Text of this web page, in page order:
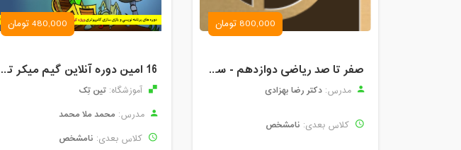
800,000 تومان
صفر تا صد ریاضی دوازدهم - سال تحصیلی 1403-1402
مدرس: دکتر رضا بهزادی
کلاس بعدی: نامشخص
480,000 تومان
16 امین دوره آنلاین گیم میکر ترم 3 کودک و نوجوان تین تِک
آموزشگاه: تین تِک
مدرس: محمد ملا محمد
کلاس بعدی: نامشخص